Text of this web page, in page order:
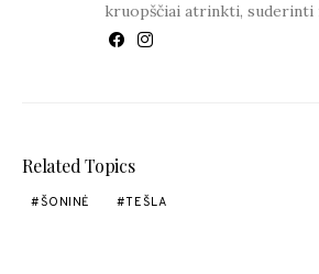
kruopščiai atrinkti, suderinti
Related Topics
ŠONINĖ TEŠLA